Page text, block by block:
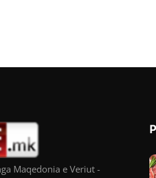
Maqedonia e Veriut -